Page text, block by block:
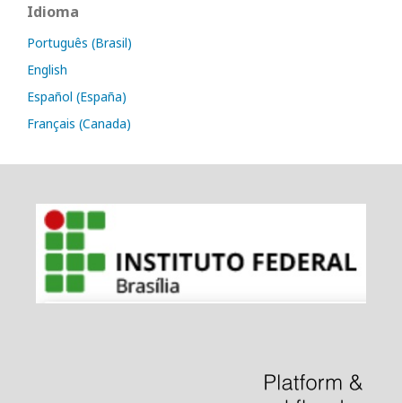
Idioma
Português (Brasil)
English
Español (España)
Français (Canada)